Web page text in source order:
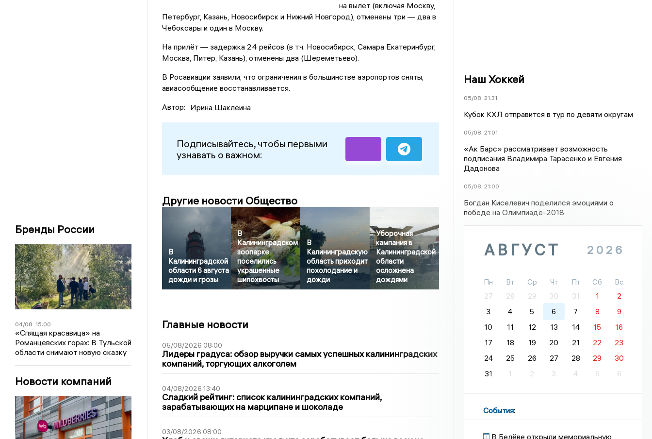
Бренды России
04/08 15:00
«Спящая красавица» на
Романцевских горах: В Тульской
области снимают новую сказку
Новости компаний
на вылет (включая Москву,
Петербург, Казань, Новосибирск и Нижний Новгород), отменены три — два в
Чебоксары и один в Москву.
На прилёт — задержка 24 рейсов (в т.ч. Новосибирск, Самара Екатеринбург,
Москва, Питер, Казань), отменены два (Шереметьево).
В Росавиации заявили, что ограничения в большинстве аэропортов сняты,
авиасообщение восстанавливается.
Автор: Ирина Шаклеина
Подписывайтесь, чтобы первыми
узнавать о важном:
Другие новости Общество
В
Калининградской
области 6 августа
дожди и грозы
В
Калининградском
зоопарке
поселились
украшенные
шипохвосты
В
Калининградскую
область приходит
похолодание и
дожди
Уборочная
кампания в
Калининградской
области
осложнена
дождями
Главные новости
05/08/2026 08:00
Лидеры градуса: обзор выручки самых успешных калининградских
компаний, торгующих алкоголем
04/08/2026 13:40
Сладкий рейтинг: список калининградских компаний,
зарабатывающих на марципане и шоколаде
03/08/2026 08:00
Наш Хоккей
05/08 21:31
Кубок КХЛ отправится в тур по девяти округам
05/08 21:01
«Ак Барс» рассматривает возможность
подписания Владимира Тарасенко и Евгения
Дадонова
05/08 21:00
Богдан Киселевич поделился эмоциями о
победе на Олимпиаде-2018
АВГУСТ 2026
Пн Вт Ср Чт Пт Сб
Вс
27
28 29 30 31 1
2
3
4 5 6 7 8
9
10
11 12 13 14 15
16
17
18 19 20 21 22
23
24
25 26 27 28 29
30
31
1 2 3 4 5 6
События:
В Белёве открыли мемориальную